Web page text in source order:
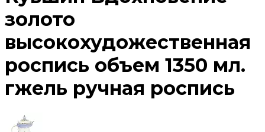
золото
высокохудожественная
роспись объем 1350 мл.
гжель ручная роспись